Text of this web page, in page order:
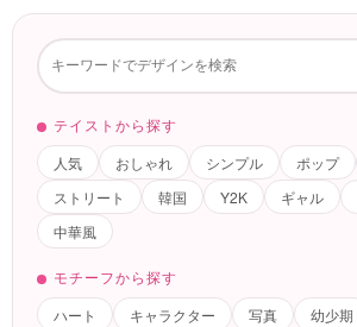
テイストから探す
人気
おしゃれ シンプル ポップ
ストリート
韓国 Y2K ギャル
中華風
モチーフから探す
ハート
キャラクター 写真 幼少期